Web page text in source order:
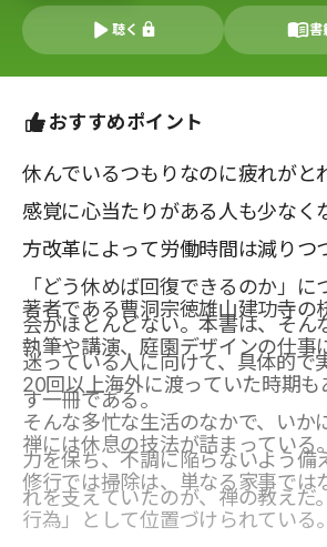
聴く 書
おすすめポイント
休んでいるつもりなのに疲れが
感覚に心当たりがある人も少なく
方改革によって労働時間は減りつ
「どう休めば回復できるのか」
会がほとんどない。本書は、そん
迷っている人に向けて、具体的で
す一冊である。
著者である曹洞宗徳雄山建功寺の
執筆や講演、庭園デザインの仕事
20回以上海外に渡っていた時期も
そんな多忙な生活のなかで、いか
力を保ち、不調に陥らないよう備
れを支えていたのが、禅の教えだ
禅には休息の技法が詰まっている
修行では掃除は、単なる家事では
行為」として位置づけられている